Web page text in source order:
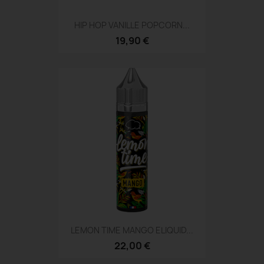
HIP HOP VANILLE POPCORN...
19,90 €
LEMON TIME MANGO ELIQUID...
22,00 €